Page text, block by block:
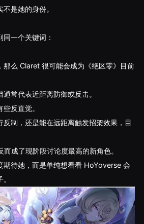
是她的身份。
一个关键词：
那么 Claret 很可能会成为《绝区零》目前
常代表近距离防御或反击。
反直觉。
反制，还是能在远距离触发招架效果，目
成了现阶段讨论度最高的新角色。
期待她，而是单纯想看看 HoYoverse 会